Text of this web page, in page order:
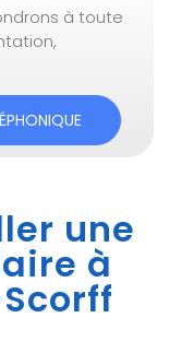
à toute
une
à